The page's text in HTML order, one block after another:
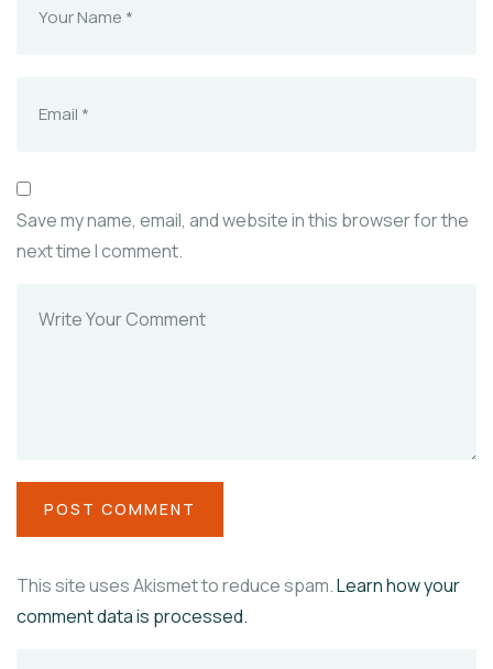
Save my name, email, and website in this browser for the
next time I comment.
This site uses Akismet to reduce spam.Learn how your
comment data is processed.